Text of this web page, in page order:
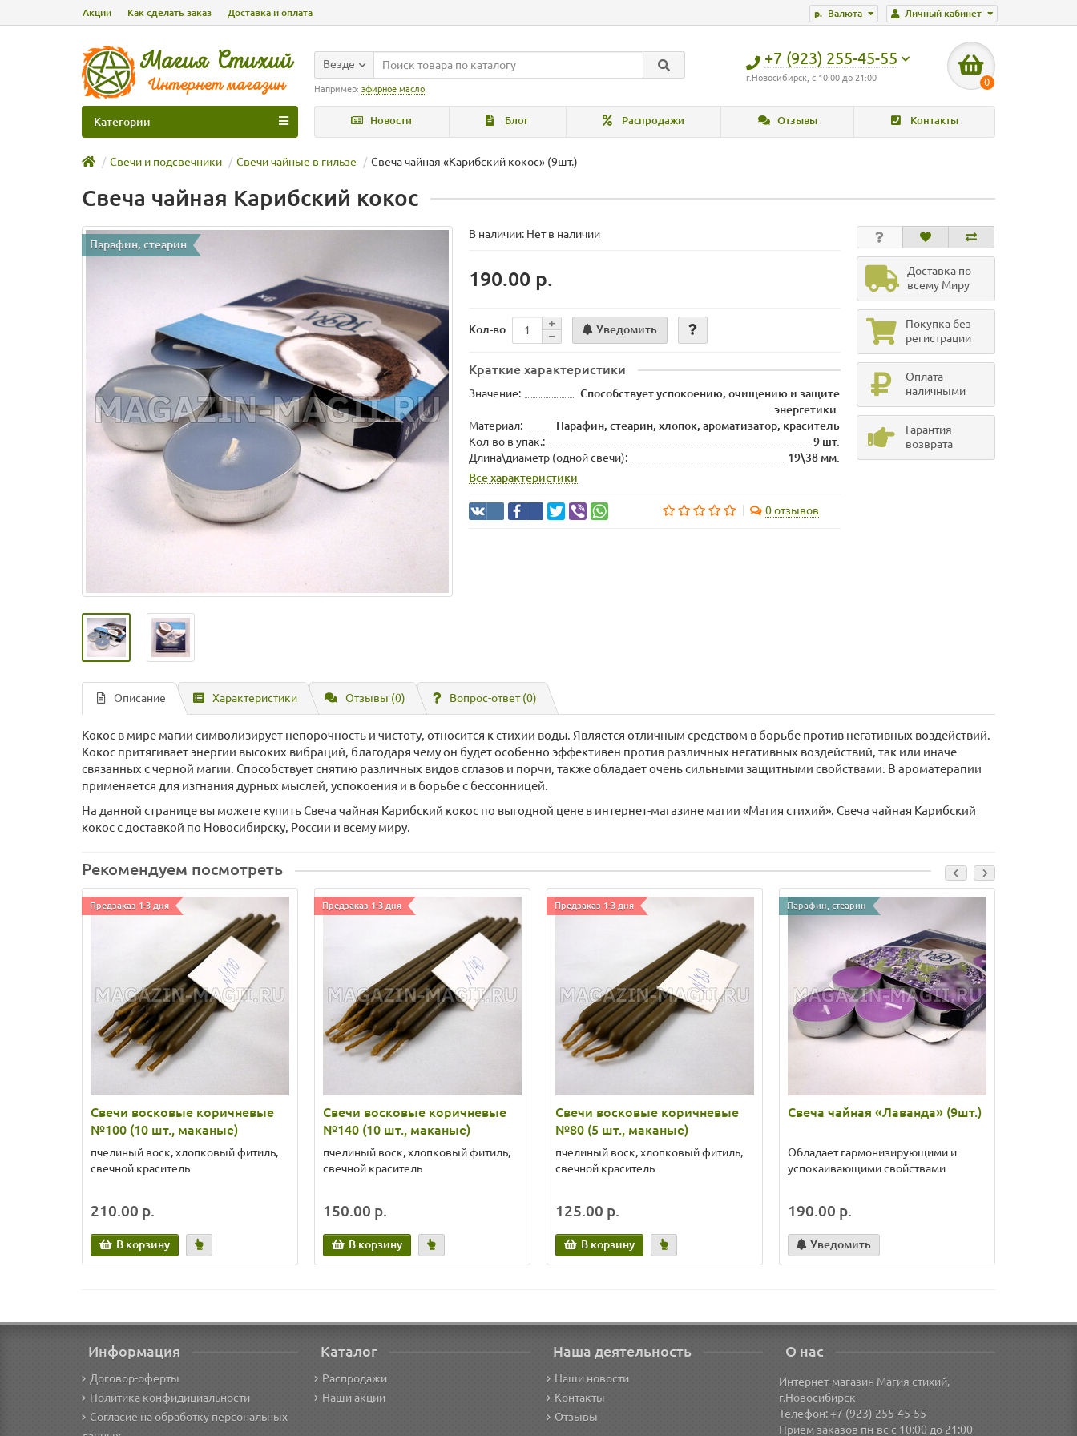
Личный кабинет
р. Валюта
Акции Как сделать заказ Доставка и оплата
+7 (923) 255-45-55
г.Новосибирск, с 10:00 до 21:00 0
Везде
Например: эфирное масло
Новости Блог Распродажи Отзывы Контакты
Категории
Свечи и подсвечники Свечи чайные в гильзе Свеча чайная «Карибский кокос» (9шт.)
Свеча чайная Карибский кокос
Парафин, стеарин
В наличии: Нет в наличии
190.00 р.
Кол-во Уведомить
Краткие характеристики
Значение:
Способствует успокоению, очищению и защите
энергетики.
Материал:
Парафин, стеарин, хлопок, ароматизатор, краситель
Кол-во в упак.:
9 шт.
Длина\диаметр (одной свечи):
19\38 мм.
Все характеристики
0 отзывов
Доставка по
всему Миру
Покупка без
регистрации
Оплата
наличными
Гарантия
возврата
Описание Характеристики Отзывы (0) Вопрос-ответ(0)
Кокос в мире магии символизирует непорочность и чистоту, относится к стихии воды. Является отличным средством в борьбе против негативных воздействий.
Кокос притягивает энергии высоких вибраций, благодаря чему он будет особенно эффективен против различных негативных воздействий, так или иначе
связанных с черной магии. Способствует снятию различных видов сглазов и порчи, также обладает очень сильными защитными свойствами. В ароматерапии
применяется для изгнания дурных мыслей, успокоения и в борьбе с бессонницей.
На данной странице вы можете купить Свеча чайная Карибский кокос по выгодной цене в интернет-магазине магии «Магия стихий». Свеча чайная Карибский
кокос с доставкой по Новосибирску, России и всему миру.
Рекомендуем посмотреть
Предзаказ 1-3 дня
Свечи восковые коричневые
№100 (10 шт., маканые)
пчелиный воск, хлопковый фитиль,
свечной краситель
210.00 р.
В корзину
Предзаказ 1-3 дня
Свечи восковые коричневые
№140 (10 шт., маканые)
пчелиный воск, хлопковый фитиль,
свечной краситель
150.00 р.
В корзину
Предзаказ 1-3 дня
Свечи восковые коричневые
№80 (5 шт., маканые)
пчелиный воск, хлопковый фитиль,
свечной краситель
125.00 р.
В корзину
Парафин, стеарин
Свеча чайная «Лаванда» (9шт.)
Обладает гармонизирующими и
успокаивающими свойствами
190.00 р.
Уведомить
Информация
Договор-оферты
Политика конфидициальности
Согласие на обработку персональных
Каталог
Распродажи
Наши акции
Наша деятельность
Наши новости
Контакты
Отзывы
О нас
Интернет-магазин Магия стихий,
г.Новосибирск
Телефон: +7 (923) 255-45-55
Прием заказов пн-вс с 10:00 до 21:00